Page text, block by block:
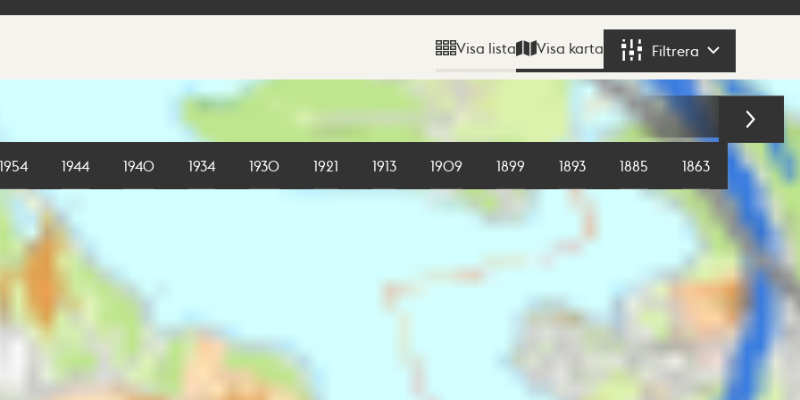
Visa lista Visa karta Filtrera
1954 1944 1940 1934 1930 1921 1913 1909 1899 1893 1885 1863 1855